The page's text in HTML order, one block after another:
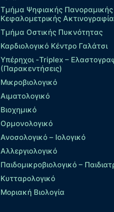
Τμήμα Ψηφιακής Πανοραμικής
Κεφαλομετρικής
Τμήμα Οστικής Πυκνότητας
Καρδιολογικό Κέντρο Γαλάτσι
Υπέρηχοι -Triplex –
(Παρακεντήσεις)
Μικροβιολογικό
Αιματολογικό
Βιοχημικό
Ορμονολογικό
Ανοσολογικό – Ιολογικό
Αλλεργιολογικό
Παιδομικροβιολογικό –
Κυτταρολογικό
Μοριακή Βιολογία